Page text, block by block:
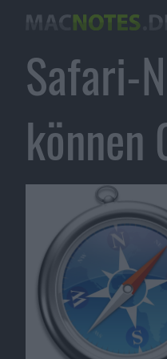
Safari-
können